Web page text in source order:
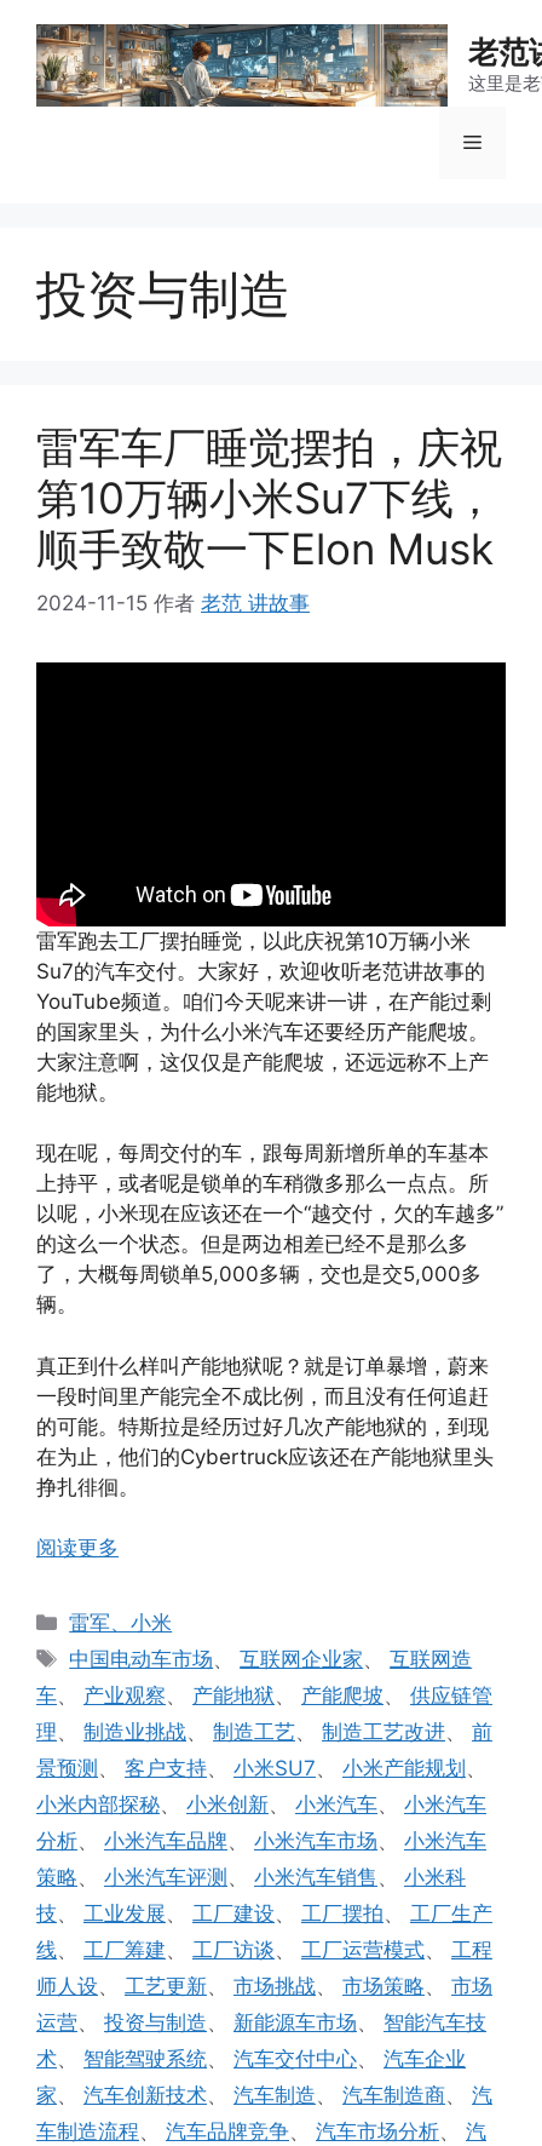
老范
这里是
菜
投资与制造
雷军车厂睡觉摆拍，庆祝
第10万辆小米Su7下线，
顺手致敬一下Elon Musk
2024-11-15 作者 老范 讲故事
雷军跑去工厂摆拍睡觉，以此庆祝第10万辆小米
Su7的汽车交付。大家好，欢迎收听老范讲故事的
YouTube频道。咱们今天呢来讲一讲，在产能过剩
的国家里头，为什么小米汽车还要经历产能爬坡。
大家注意啊，这仅仅是产能爬坡，还远远称不上产
能地狱。
现在呢，每周交付的车，跟每周新增所单的车基本
上持平，或者呢是锁单的车稍微多那么一点点。所
以呢，小米现在应该还在一个“越交付，欠的车越多”
的这么一个状态。但是两边相差已经不是那么多
了，大概每周锁单5,000多辆，交也是交5,000多
辆。
真正到什么样叫产能地狱呢？就是订单暴增，蔚来
一段时间里产能完全不成比例，而且没有任何追赶
的可能。特斯拉是经历过好几次产能地狱的，到现
在为止，他们的Cybertruck应该还在产能地狱里头
挣扎徘徊。
阅读更多
分
类
雷军、小米
标
签
中国电动车市场、互联网企业家、互联网造
车、 产业观察、 产能地狱、 产能爬坡、 供应链管
理、 制造业挑战、 制造工艺、 制造工艺改进、 前
景预测 、 客户支持、 小米SU7、 小米产能规划 、
小米内部探秘、 小米创新、 小米汽车、 小米汽车
分析、 小米汽车品牌、 小米汽车市场、 小米汽车
策略、 小米汽车评测 、 小米汽车销售 、 小米科
技、 工业发展、 工厂建设、 工厂摆拍、 工厂生产
线、 工厂筹建、 工厂访谈、 工厂运营模式、 工程
师人设、 工艺更新、 市场挑战、 市场策略、 市场
运营、 投资与制造、 新能源车市场、 智能汽车技
术、 智能驾驶系统、 汽车交付中心、 汽车企业
家、 汽车创新技术、 汽车制造、 汽车制造商、 汽
车制造流程、 汽车品牌竞争、 汽车市场分析、 汽